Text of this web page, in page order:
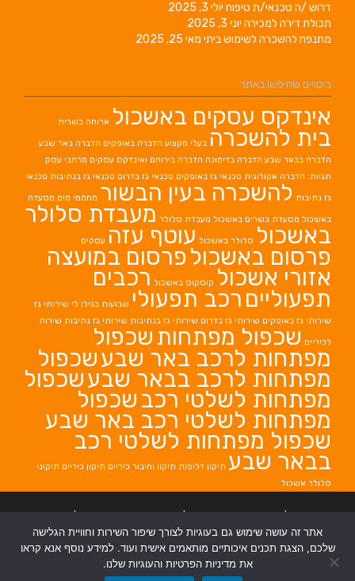
אתר זה עושה שימוש גם בעוגיות לצורך שיפור השירות וחוויית הגלישה
שלכם, הצגת תכנים איכותיים מותאמים אישית ועוד. למידע נוסף אנא קראו
את מדיניות הפרטיות והעוגיות שלנו.
דרוש /ה טכנאי/ת טיפוח יולי 3, 2025
תכולת דירה למכירה יוני 3, 2025
מתנפח להשכרה לשימוש ביתי מאי 25, 2025
ביטויים שחיפשו באתר
אינדקס עסקים באשכול ארוחה בשרית
בית להשכרה בעלי מקצוע הדברה באופקים הדברה באר שבע
הדברה בבאר שבע הדברה בדימונה הדברה בירוחם ואינדקס עסקים מרחבי עסק
תגיות: הדברה אקולוגית טכנאי גז באופקים טכנאי גז בדרום טכנאי גז בנתיבות טכנאי
גז נתיבות להשכרה בעין הבשור מחממי מים מסעדה
באשכול מסעדת בשרים באשכול מעבדת סלולר מעבדת סלולר
באשכול סלולר באשכול עוטף עזה עסקים
פרסום באשכול פרסום במועצה
אזורי אשכול קוסקוס באשכול רכבים
תפעוליים רכב תפעולי שבועות בגילו לי שירותי גז
שירותי גז באופקים שירותי גז בדרום שירותי גז בנתיבות שירותי גז נתיבות שירות
לכיריים שכפול מפתחות שכפול
מפתחות לרכב באר שבעשכפול
מפתחות לרכב בבאר שבעשכפול
מפתחות לשלטי רכב שכפול
מפתחות לשלטי רכב באר שבע
שכפול מפתחות לשלטי רכב
בבאר שבע תיקון דליפות תיקון וחיבור כיריים תיקון כיריים תיקוני
סלולר אשכול
בבאר שבע |